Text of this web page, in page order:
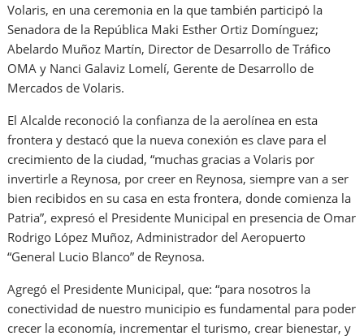
Volaris, en una ceremonia en la que también participó la
Senadora de la República Maki Esther Ortiz Domínguez;
Abelardo Muñoz Martín, Director de Desarrollo de Tráfico
OMA y Nanci Galaviz Lomelí, Gerente de Desarrollo de
Mercados de Volaris.
El Alcalde reconoció la confianza de la aerolínea en esta
frontera y destacó que la nueva conexión es clave para el
crecimiento de la ciudad, “muchas gracias a Volaris por
invertirle a Reynosa, por creer en Reynosa, siempre van a ser
bien recibidos en su casa en esta frontera, donde comienza la
Patria”, expresó el Presidente Municipal en presencia de Omar
Rodrigo López Muñoz, Administrador del Aeropuerto
“General Lucio Blanco” de Reynosa.
Agregó el Presidente Municipal, que: “para nosotros la
conectividad de nuestro municipio es fundamental para poder
crecer la economía, incrementar el turismo, crear bienestar, y